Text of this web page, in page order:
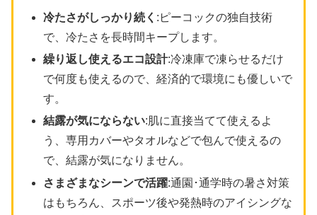
冷たさがしっかり続く :ピーコックの独自技術
で、冷たさを長時間キープします。
繰り返し使えるエコ設計:冷凍庫で凍らせるだけ
で何度も使えるので、経済的で環境にも優しいで
す。
結露が気にならない:肌に直接当てて使えるよ
う、専用カバーやタオルなどで包んで使えるの
で、結露が気になりません。
さまざまなシーンで活躍:通園･通学時の暑さ対策
はもちろん、スポーツ後や発熱時のアイシングな